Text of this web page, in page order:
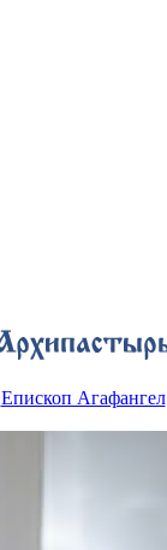
Епископ Агафангел